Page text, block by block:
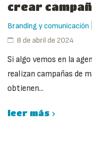
crear
Branding y comunicación
8 de abril de 2024
Si algo vemos en la
realizan campañas de
obtienen...
leer más